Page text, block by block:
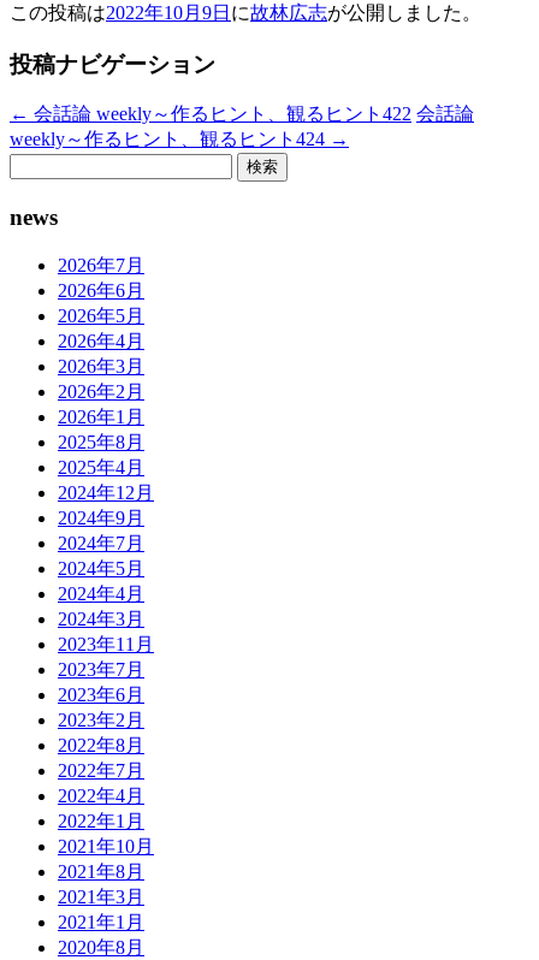
この投稿は2022年10月9日 に故林広志が公開しました 。
投稿ナビゲーション
← 会話論 weekly～作るヒント、観るヒント422 会話論
weekly～作るヒント、観るヒント424 →
news
2026年7月
2026年6月
2026年5月
2026年4月
2026年3月
2026年2月
2026年1月
2025年8月
2025年4月
2024年12月
2024年9月
2024年7月
2024年5月
2024年4月
2024年3月
2023年11月
2023年7月
2023年6月
2023年2月
2022年8月
2022年7月
2022年4月
2022年1月
2021年10月
2021年8月
2021年3月
2021年1月
2020年8月